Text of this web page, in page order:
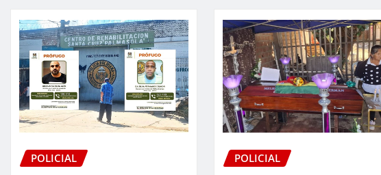
POLICIAL POLICIAL